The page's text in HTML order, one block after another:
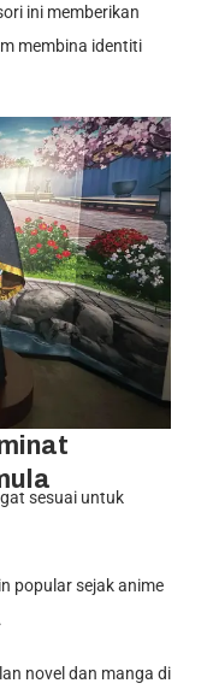
ini memberikan
membina identiti
sesuai untuk
popular sejak anime
novel dan manga di